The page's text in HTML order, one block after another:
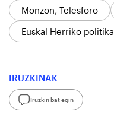
Monzon, Telesforo
Euskal Herriko politika
IRUZKINAK
Iruzkin bat egin